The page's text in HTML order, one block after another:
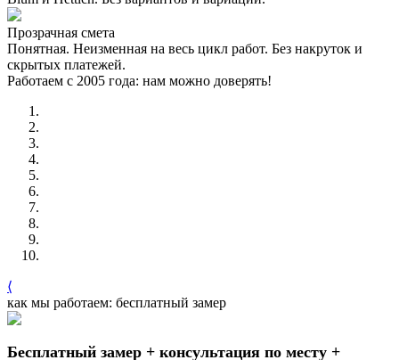
Прозрачная смета
Понятная. Неизменная на весь цикл работ. Без накруток и
скрытых платежей.
Работаем с 2005 года: нам можно доверять!
⟨
как мы работаем: бесплатный замер
Бесплатный замер + консультация по месту +